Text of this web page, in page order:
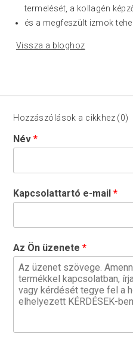
termelését, a kollagén
és a megfeszült izmok
Vissza a bloghoz
Hozzászólások a cikkhez (0)
Név
Kapcsolattartó e-mail
Az Ön üzenete